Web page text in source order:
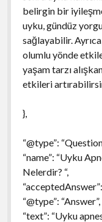
belirgin bir
uyku, gündüz
sağlayabilir.
olumlu yönde
yaşam tarzı
etkileri
},
“@type”:
“name”: “Uyku
Nelerdir? “,
“@type”: “Answer”,
“text”: “Uyku